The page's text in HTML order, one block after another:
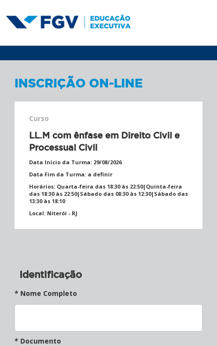
INSCRIÇÃO ON-LINE
Curso
LL.M com ênfase em Direito Civil e
Processual Civil
Data Início da Turma: 29/08/2026
Data Fim da Turma: a definir
Horários: Quarta-feira das 18:30 às 22:50|Quinta-feira
das 18:30 às 22:50|Sábado das 08:30 às 12:30|Sábado das
13:30 às 18:10
Local: Niterói - RJ
Identificação
* Nome Completo
* Documento